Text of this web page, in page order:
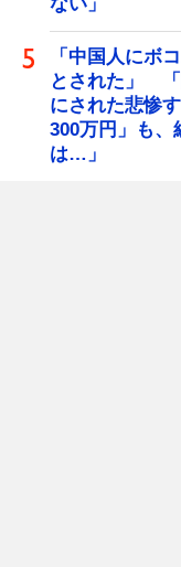
ない」
「中国人にボ
とされた」
にされた悲惨
300万円」も、
は…」